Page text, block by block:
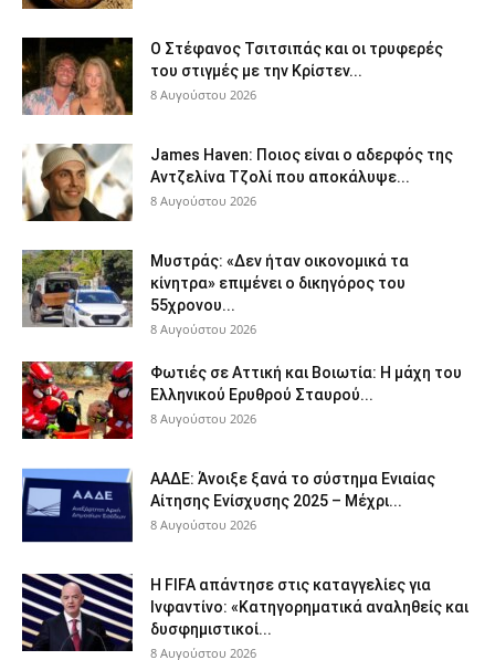
Ο Στέφανος Τσιτσιπάς και οι τρυφερές
του στιγμές με την Κρίστεν...
8 Αυγούστου 2026
James Haven: Ποιος είναι ο αδερφός της
Αντζελίνα Τζολί που αποκάλυψε...
8 Αυγούστου 2026
Μυστράς: «Δεν ήταν οικονομικά τα
κίνητρα» επιμένει ο δικηγόρος του
55χρονου...
8 Αυγούστου 2026
Φωτιές σε Αττική και Βοιωτία: Η μάχη του
Ελληνικού Ερυθρού Σταυρού...
8 Αυγούστου 2026
ΑΑΔΕ: Άνοιξε ξανά το σύστημα Ενιαίας
Αίτησης Ενίσχυσης 2025 – Μέχρι...
8 Αυγούστου 2026
Η FIFA απάντησε στις καταγγελίες για
Ινφαντίνο: «Κατηγορηματικά αναληθείς και
δυσφημιστικοί...
8 Αυγούστου 2026